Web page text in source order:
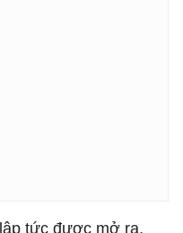
tức được mở ra,